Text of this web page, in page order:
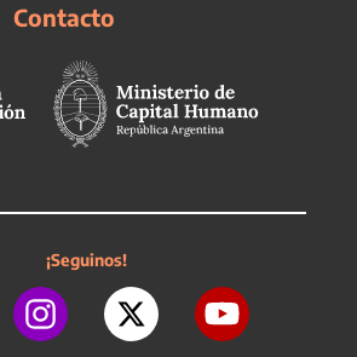
Contacto
¡Seguinos!